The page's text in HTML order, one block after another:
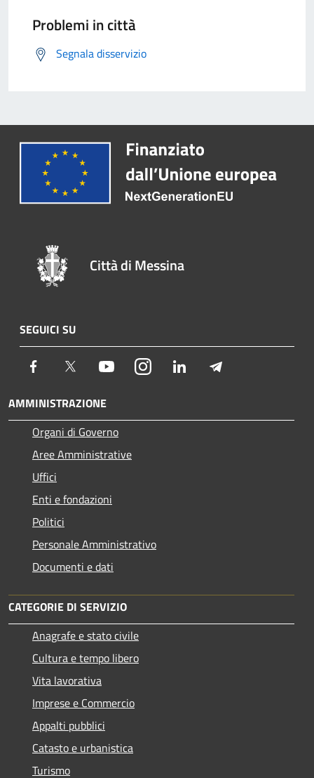
Problemi in città
Segnala disservizio
Città di Messina
SEGUICI SU
Facebook Twitter YoutubeInstagram LinkedIn
AMMINISTRAZIONE
Organi di Governo
Aree Amministrative
Uffici
Enti e fondazioni
Politici
Personale Amministrativo
Documenti e dati
CATEGORIE DI SERVIZIO
Anagrafe e stato civile
Cultura e tempo libero
Vita lavorativa
Imprese e Commercio
Appalti pubblici
Catasto e urbanistica
Turismo